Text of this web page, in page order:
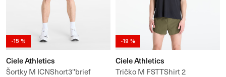
-15 %
Ciele Athletics
Šortky M ICNShort3''brief
-19 %
Ciele Athletics
Tričko M FSTTShirt 2